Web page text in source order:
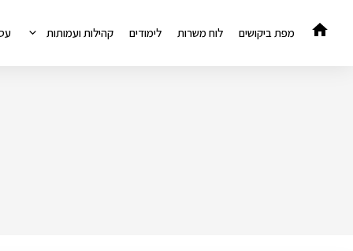
לתוכן
מפת ביקושים לוח משרות לימודים קהילות ועמותות